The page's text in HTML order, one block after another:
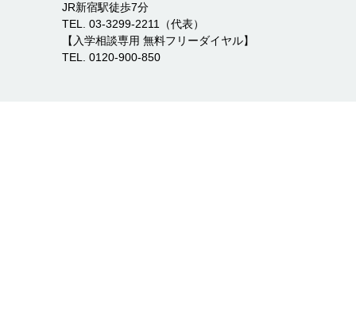
JR新宿駅徒歩7分
TEL. 03-3299-2211（代表）
【入学相談専用 無料フリーダイヤル】
TEL. 0120-900-850